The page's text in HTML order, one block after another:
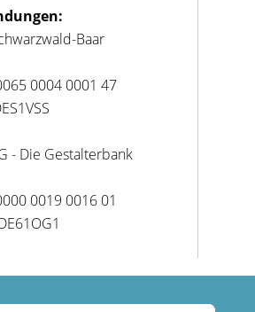
Baar
0004 0001 47
- Die Gestalterbank
0019 0016 01